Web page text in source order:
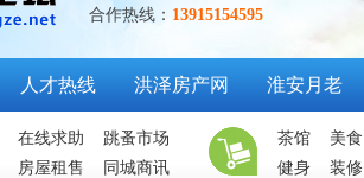
合作热线： 13915154595
人才热线 洪泽房产网 淮安月老
在线求助
跳蚤市场
房屋租售 同城商讯
茶馆 美食
健身
装修